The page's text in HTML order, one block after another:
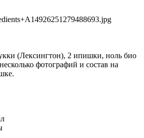
(Лексингтон), 2 ипишки, ноль био
фотографий и состав на